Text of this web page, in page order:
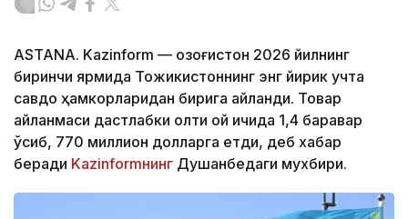
ASTANA. Kazinform — Қозоғистон 2026 йилнинг
биринчи ярмида Тожикистоннинг энг йирик учта
савдо ҳамкорларидан бирига айланди. Товар
айланмаси дастлабки олти ой ичида 1,4 баравар
ўсиб, 770 миллион долларга етди, деб хабар
беради Kazinformнинг Душанбедаги мухбири.